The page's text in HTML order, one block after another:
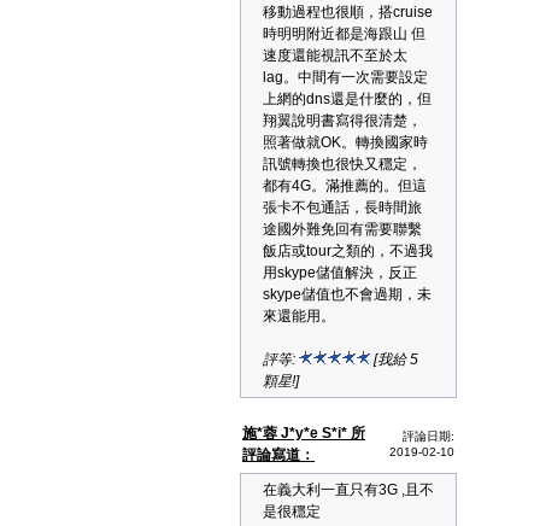
移動過程也很順，搭cruise
時明明附近都是海跟山 但
速度還能視訊不至於太
lag。中間有一次需要設定
上網的dns還是什麼的，但
翔翼說明書寫得很清楚，
照著做就OK。轉換國家時
訊號轉換也很快又穩定，
都有4G。滿推薦的。但這
張卡不包通話，長時間旅
途國外難免回有需要聯繫
飯店或tour之類的，不過我
用skype儲值解決，反正
skype儲值也不會過期，未
來還能用。
評等:
[我給 5
顆星!]
施*蓉 J*y*e S*i* 所
評論寫道：
評論日期:
2019-02-10
在義大利一直只有3G ,且不
是很穩定